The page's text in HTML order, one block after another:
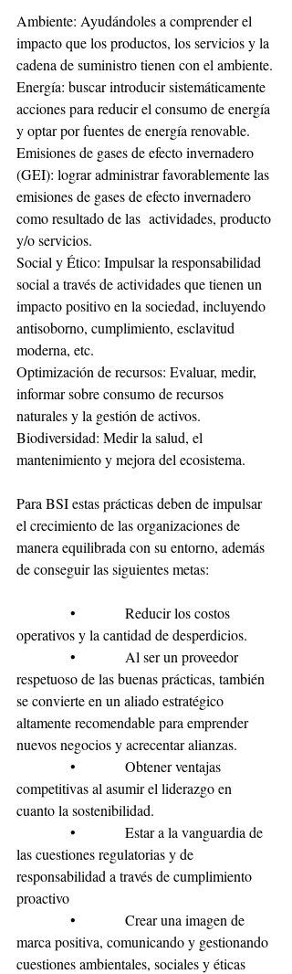
Ambiente: Ayudándoles a comprender el
impacto que los productos, los servicios y la
cadena de suministro tienen con el ambiente.
Energía: buscar introducir sistemáticamente
acciones para reducir el consumo de energía
y optar por fuentes de energía renovable.
Emisiones de gases de efecto invernadero
(GEI): lograr administrar favorablemente las
emisiones de gases de efecto invernadero
como resultado de las  actividades, producto
y/o servicios.
Social y Ético: Impulsar la responsabilidad
social a través de actividades que tienen un
impacto positivo en la sociedad, incluyendo
antisoborno, cumplimiento, esclavitud
moderna, etc.
Optimización de recursos: Evaluar, medir,
informar sobre consumo de recursos
naturales y la gestión de activos.
Biodiversidad: Medir la salud, el
mantenimiento y mejora del ecosistema.
Para BSI estas prácticas deben de impulsar
el crecimiento de las organizaciones de
manera equilibrada con su entorno, además
de conseguir las siguientes metas:
•           Reducir los costos
operativos y la cantidad de desperdicios.
•           Al ser un proveedor
respetuoso de las buenas prácticas, también
se convierte en un aliado estratégico
altamente recomendable para emprender
nuevos negocios y acrecentar alianzas.
•           Obtener ventajas
competitivas al asumir el liderazgo en
cuanto la sostenibilidad.
•           Estar a la vanguardia de
las cuestiones regulatorias y de
responsabilidad a través de cumplimiento
proactivo
•           Crear una imagen de
marca positiva, comunicando y gestionando
cuestiones ambientales, sociales y éticas